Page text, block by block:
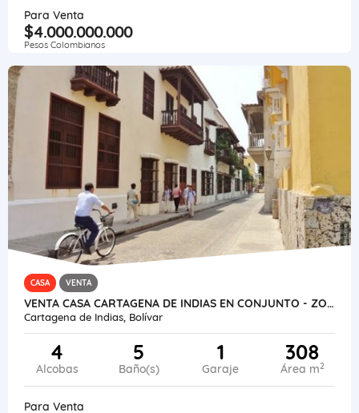
Para Venta
$4.000.000.000
Pesos Colombianos
CASA VENTA
VENTA CASA CARTAGENA DE INDIAS EN CONJUNTO - ZONA AMURALLADA
Cartagena de Indias, Bolívar
4
Alcobas
5
Baño(s)
1
Garaje
308
Área m2
Para Venta